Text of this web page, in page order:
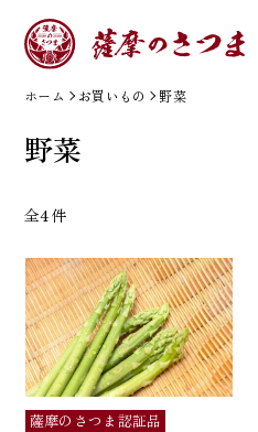
ホーム お買いもの 野菜
野菜
全4件
薩摩のさつま認証品